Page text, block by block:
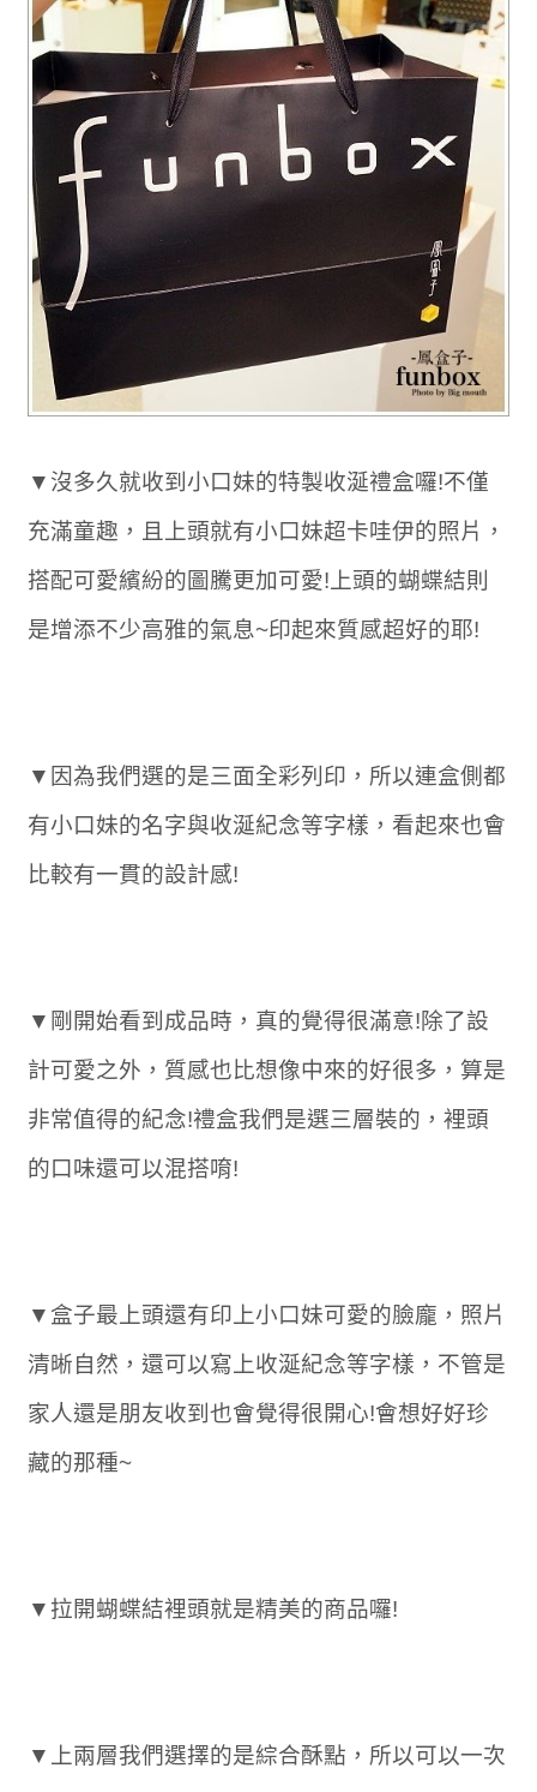
▼沒多久就收到小口妹的特製收涎禮盒囉!不僅
充滿童趣，且上頭就有小口妹超卡哇伊的照片，
搭配可愛繽紛的圖騰更加可愛!上頭的蝴蝶結則
是增添不少高雅的氣息~印起來質感超好的耶!
▼因為我們選的是三面全彩列印，所以連盒側都
有小口妹的名字與收涎紀念等字樣，看起來也會
比較有一貫的設計感!
▼剛開始看到成品時，真的覺得很滿意!除了設
計可愛之外，質感也比想像中來的好很多，算是
非常值得的紀念!禮盒我們是選三層裝的，裡頭
的口味還可以混搭唷!
▼盒子最上頭還有印上小口妹可愛的臉龐，照片
清晰自然，還可以寫上收涎紀念等字樣，不管是
家人還是朋友收到也會覺得很開心!會想好好珍
藏的那種~
▼拉開蝴蝶結裡頭就是精美的商品囉!
▼上兩層我們選擇的是綜合酥點，所以可以一次